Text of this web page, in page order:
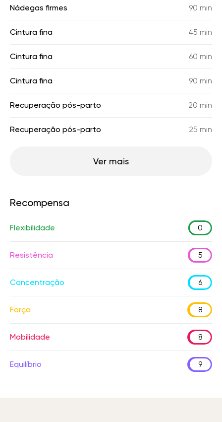
Nádegas firmes 90 min
Cintura fina 45 min
Cintura fina 60 min
Cintura fina 90 min
Recuperação pós-parto 20 min
Recuperação pós-parto 25 min
Ver mais
Recompensa
Flexibilidade 0
Resistência 5
Concentração 6
Força 8
Mobilidade 8
Equilíbrio 9